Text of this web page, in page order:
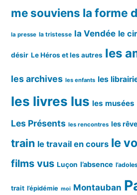
me souviens la forme
la presse la tristesse la Vendée le
désir Le Héros et les autres les
les archives les enfants les
les livres lus les musées
Les Présents les rencontres les
train le travail en cours le
films vus Luçon l’absence
trait l’épidémie moi Montauban